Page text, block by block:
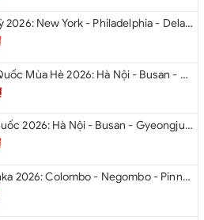
Du lịch Hoa Kỳ 2026: New York - Philadelphia - Delaware - Washington D.C. - Las Vegas - Red Rock Canyon - Quận Cam - Santa Monica - Hollywood - San Diego - Los Angeles.
Du Lịch Hàn Quốc Mùa Hè 2026: Hà Nội - Busan - Gyeongju - Seoul - Đảo Nami - Tàu Điện Ven Biển Haeundae - Cầu Kính Oryukdo - Làng Văn Hóa Huinnyeoul
Du lịch Hàn Quốc 2026: Hà Nội - Busan - Gyeongju - Seoul - Đảo Nami - Tàu Điện Ven Biển Haeundae - Cỏ Hồng Muhly - Làng Văn Hóa Huinnyeoul
Du lịch Sri Lanka 2026: Colombo - Negombo - Pinnawala - Kandy - Kalutara - Nuwara - Eliya